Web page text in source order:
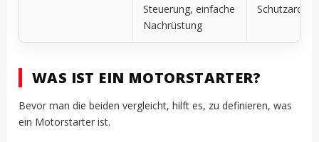
Steuerung, einfache
Nachrüstung
WAS IST EIN MOTORSTARTER?
Bevor man die beiden vergleicht, hilft es, zu definieren, was
ein Motorstarter ist.